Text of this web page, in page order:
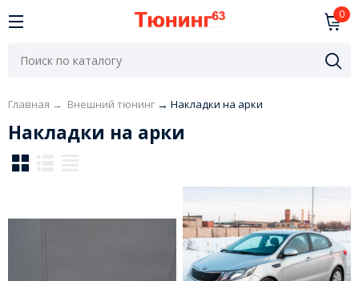
0
Главная → Внешний тюнинг → Накладки на арки
Накладки на арки